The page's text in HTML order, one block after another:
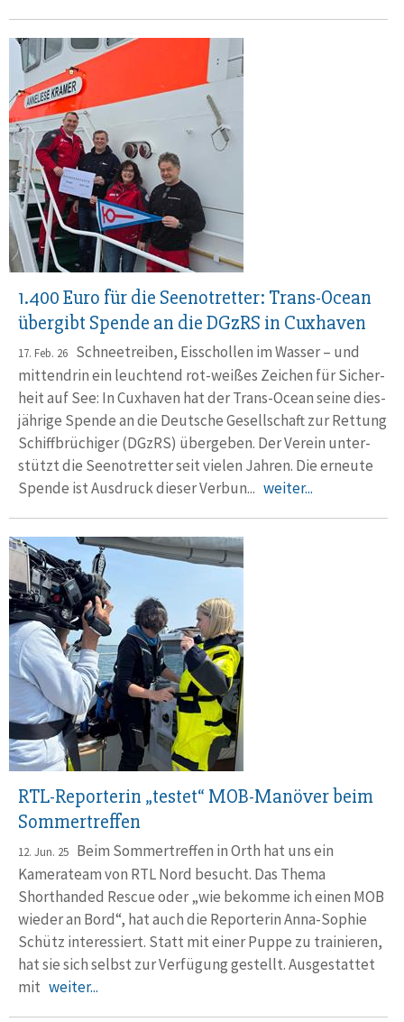
1.400 Euro für die Seenotretter: Trans-Ocean
übergibt Spende an die DGzRS in Cuxhaven
17. Feb. 26 Schneetreiben, Eisschollen im Wasser – und
mittendrin ein leuchtend rot-weißes Zeichen für Sicher­
heit auf See: In Cux­haven hat der Trans-Ocean seine dies­
jährige Spende an die Deut­sche Gesell­schaft zur Rettung
Schiff­brüchiger (DGzRS) über­geben. Der Verein unter­
stützt die Seenot­retter seit vielen Jahren. Die erneute
Spende ist Ausdruck dieser Ver­bun... weiter...
RTL-Reporterin „testet“ MOB-Manöver beim
Sommertreffen
12. Jun. 25 Beim Sommertreffen in Orth hat uns ein
Kamerateam von RTL Nord besucht. Das Thema
Shorthanded Rescue oder „wie bekomme ich einen MOB
wieder an Bord“, hat auch die Reporterin Anna-Sophie
Schütz interes­siert. Statt mit einer Puppe zu trainie­ren,
hat sie sich selbst zur Verfügung gestellt. Ausgestattet
mit weiter...